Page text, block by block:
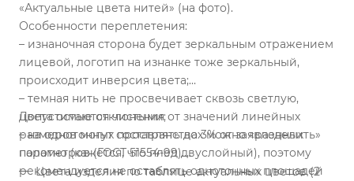
«Актуальные цвета нитей» (на фото).
Особенности переплетения:
– изнаночная сторона будет зеркальным отражением
лицевой, логотип на изнанке тоже зеркальный,
происходит инверсия цвета;
– темная нить не просвечивает сквозь светлую,
цвета остаются чистыми;
– на однотонных пространствах можно «разделить»
полотно (кажется, что плед двуслойный), поэтому
рекомендуется не оставлять однотонных площадей
Допустимые отклонения от значений линейных
размеров могут составлять до 3% от заявленных
параметров (ГОСТ 51554-99).
Цвета изделия по таблице актуальных цветов (2